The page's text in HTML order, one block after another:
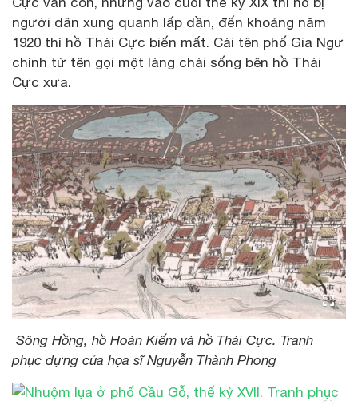
người dân xung quanh lấp dần, đến khoảng năm
1920 thì hồ Thái Cực biến mất. Cái tên phố Gia Ngư
chính từ tên gọi một làng chài sống bên hồ Thái
Cực xưa.
Sông Hồng, hồ Hoàn Kiếm và hồ Thái Cực. Tranh
phục dựng của họa sĩ Nguyễn Thành Phong